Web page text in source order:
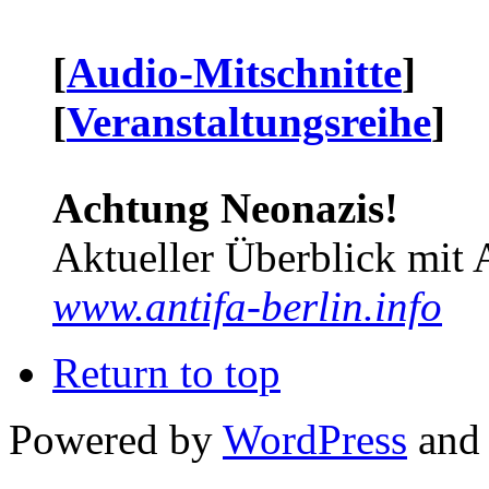
[Audio-Mitschnitte]
[Veranstaltungsreihe]
Achtung Neonazis!
Aktueller Überblick mit
www.antifa-berlin.info
Return to top
Powered by WordPress